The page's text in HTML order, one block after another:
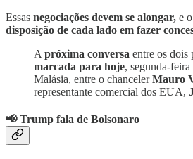
Essas negociações devem se alongar, e
disposição de cada lado em fazer
A próxima conversa entre os dois
marcada para hoje, segunda-
Malásia, entre o chancelerMauro
representante comercial dos EUA,
📢 Trump fala de Bolsonaro